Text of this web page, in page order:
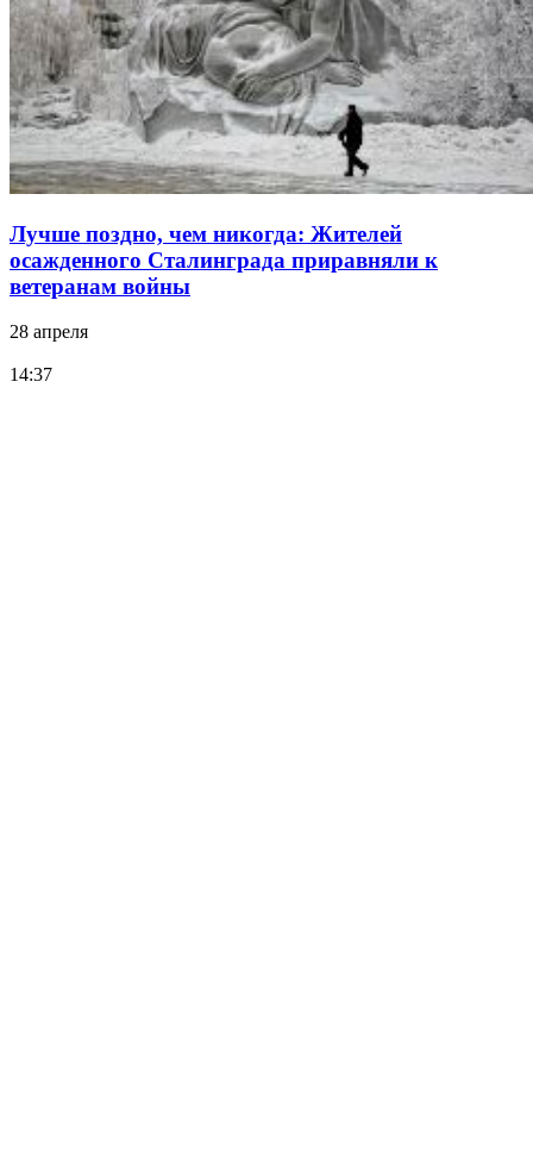
Лучше поздно, чем никогда: Жителей
осажденного Сталинграда приравняли к
ветеранам войны
28 апреля
14:37